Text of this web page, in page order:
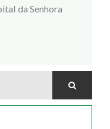
da Senhora